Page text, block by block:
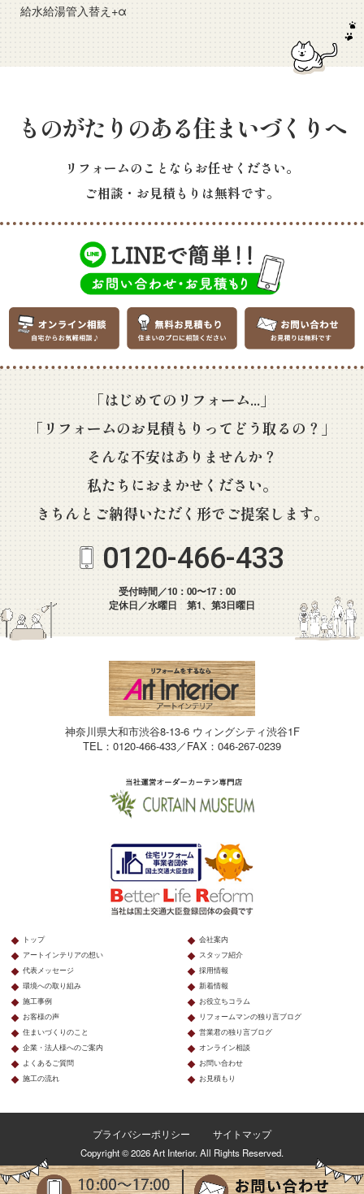
給水給湯管入替え+α
ものがたりのある住まいづくりへ
リフォームのことならお任せください。
ご相談・お見積もりは無料です。
「はじめてのリフォーム...」
「リフォームのお見積もりってどう取るの？」
そんな不安はありませんか？
私たちにおまかせください。
きちんとご納得いただく形でご提案します。
0120-466-433
受付時間／10：00〜17：00
定休日／水曜日 第1、第3日曜日
神奈川県大和市渋谷8-13-6 ウィングシティ渋谷1F
TEL：0120-466-433／FAX：046-267-0239
トップ
アートインテリアの想い
代表メッセージ
環境への取り組み
施工事例
お客様の声
住まいづくりのこと
企業・法人様へのご案内
よくあるご質問
施工の流れ
会社案内
スタッフ紹介
採用情報
新着情報
お役立ちコラム
リフォームマンの独り言ブログ
営業君の独り言ブログ
オンライン相談
お問い合わせ
お見積もり
プライバシーポリシー
サイトマップ
Copyright © 2026 Art Interior. All Rights Reserved.